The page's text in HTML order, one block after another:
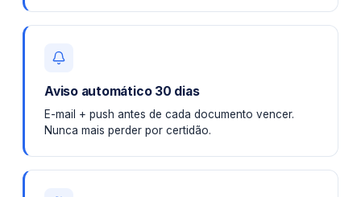
Aviso automático 30 dias
E-mail + push antes de cada documento vencer.
Nunca mais perder por certidão.